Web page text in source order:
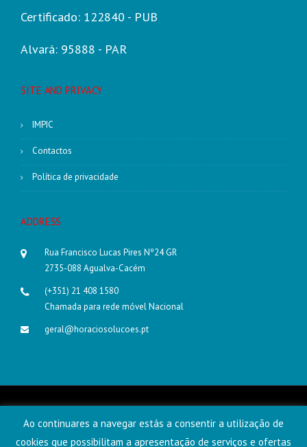
Certificado: 122840 - PUB
Alvará: 95888 - PAR
SITE AND PRIVACY
IMPIC
Contactos
Política de privacidade
ADDRESS
Rua Francisco Lucas Pires Nº24 GR
2735-088 Agualva-Cacém
(+351) 21 408 1580
Chamada para rede móvel Nacional
geral@horaciosolucoes.pt
©2022Horácio Boaventura Unipessoal Lda, todos os direitos
reservados
Ao continuares a navegar estás a consentir a utilização de
cookies que possibilitam a apresentação de serviços e ofertas